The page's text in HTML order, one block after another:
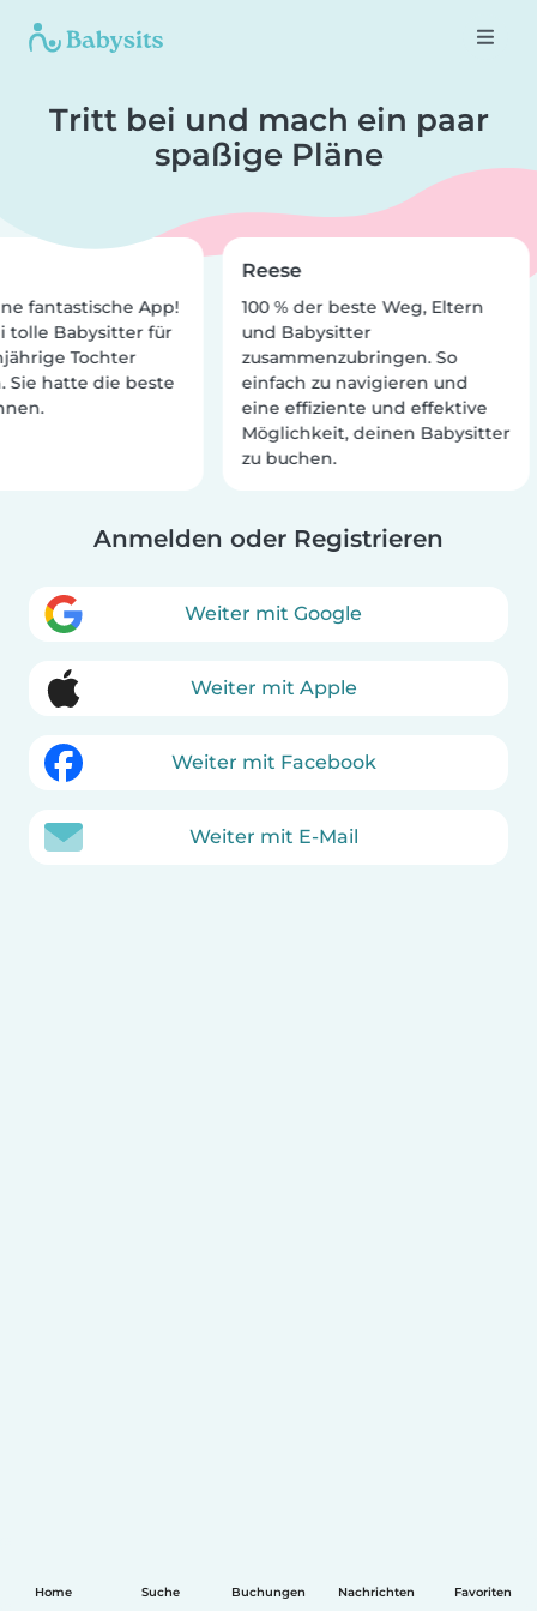
Home Suche Buchungen Nachrichten Favoriten
Tritt bei und mach ein paar
spaßige Pläne
fantastische App!
tolle Babysitter für
Tochter
Sie hatte die beste
Reese
100 % der beste Weg, Eltern
und Babysitter
zusammenzubringen. So
einfach zu navigieren und
eine effiziente und effektive
Möglichkeit, deinen Babysitter
zu buchen.
Anmelden oder Registrieren
Weiter mit Google
Weiter mit Apple
Weiter mit Facebook
Weiter mit E-Mail